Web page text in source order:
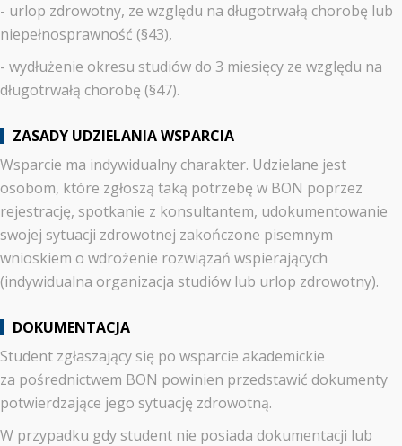
- urlop zdrowotny, ze względu na długotrwałą chorobę lub
niepełnosprawność (§43),
- wydłużenie okresu studiów do 3 miesięcy ze względu na
długotrwałą chorobę (§47).
ZASADY UDZIELANIA WSPARCIA
Wsparcie ma indywidualny charakter. Udzielane jest
osobom, które zgłoszą taką potrzebę w BON poprzez
rejestrację, spotkanie z konsultantem, udokumentowanie
swojej sytuacji zdrowotnej zakończone pisemnym
wnioskiem o wdrożenie rozwiązań wspierających
(indywidualna organizacja studiów lub urlop zdrowotny).
DOKUMENTACJA
Student zgłaszający się po wsparcie akademickie
za pośrednictwem BON powinien przedstawić dokumenty
potwierdzające jego sytuację zdrowotną.
W przypadku gdy student nie posiada dokumentacji lub